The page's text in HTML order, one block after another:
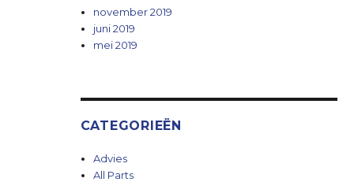
november 2019
juni 2019
mei 2019
CATEGORIEËN
Advies
All Parts